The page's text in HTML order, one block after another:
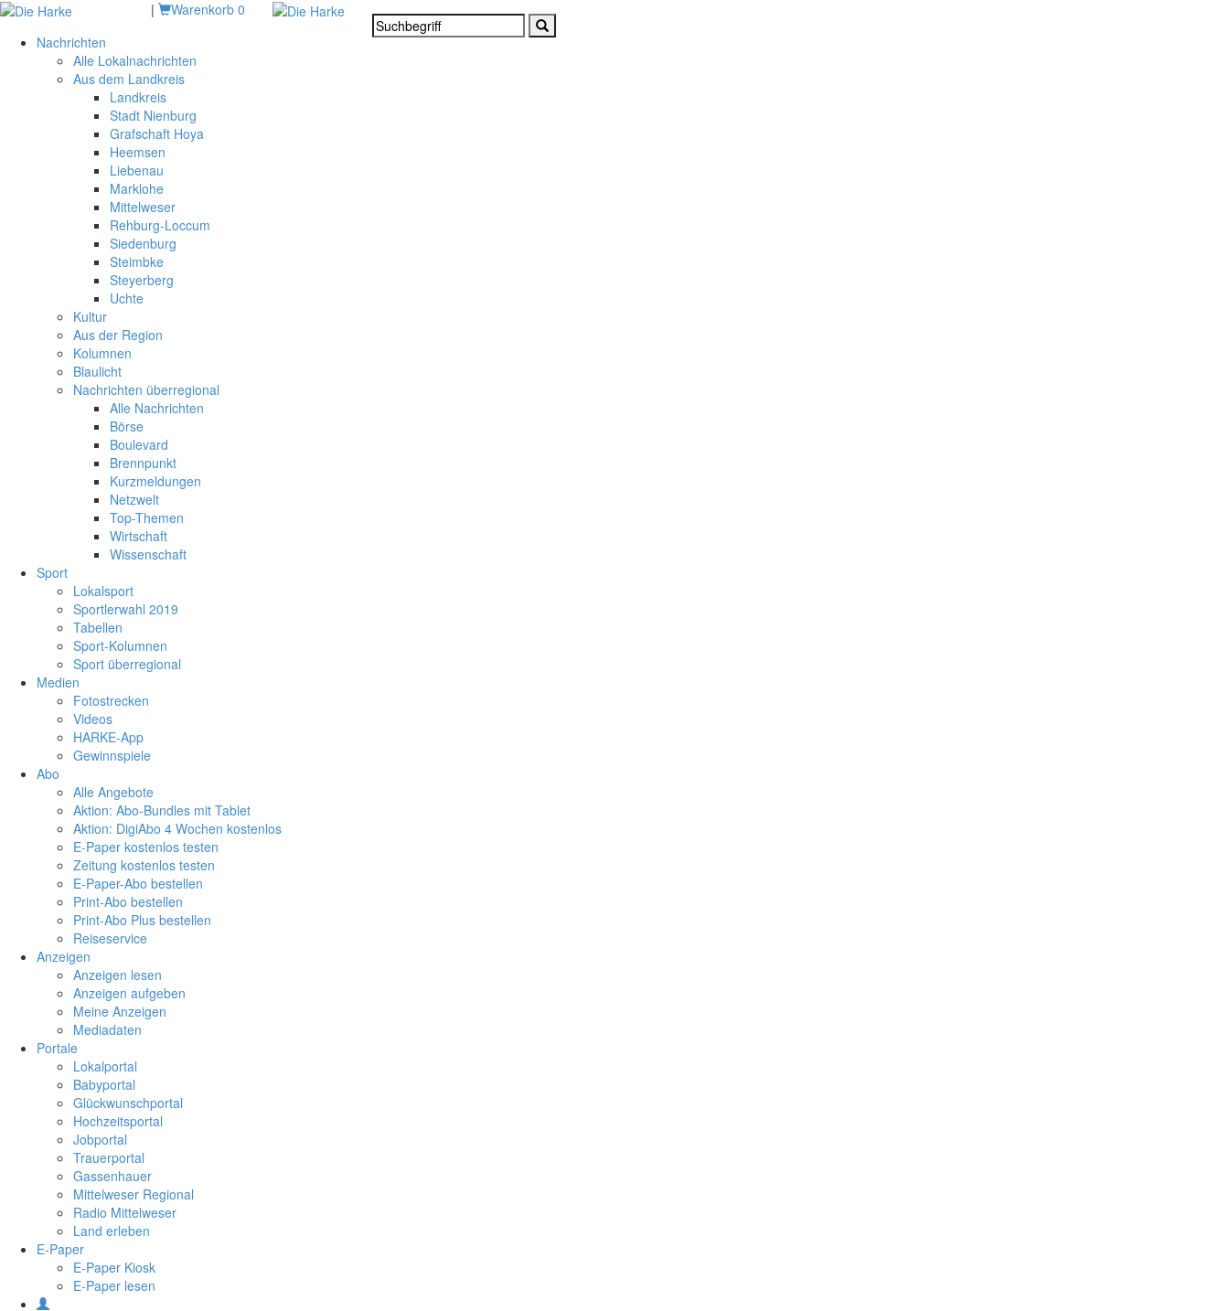
| Warenkorb 0
Nachrichten
Alle Lokalnachrichten
Aus dem Landkreis
Landkreis
Stadt Nienburg
Grafschaft Hoya
Heemsen
Liebenau
Marklohe
Mittelweser
Rehburg-Loccum
Siedenburg
Steimbke
Steyerberg
Uchte
Kultur
Aus der Region
Kolumnen
Blaulicht
Nachrichten überregional
Alle Nachrichten
Börse
Boulevard
Brennpunkt
Kurzmeldungen
Netzwelt
Top-Themen
Wirtschaft
Wissenschaft
Sport
Lokalsport
Sportlerwahl 2019
Tabellen
Sport-Kolumnen
Sport überregional
Medien
Fotostrecken
Videos
HARKE-App
Gewinnspiele
Abo
Alle Angebote
Aktion: Abo-Bundles mit Tablet
Aktion: DigiAbo 4 Wochen kostenlos
E-Paper kostenlos testen
Zeitung kostenlos testen
E-Paper-Abo bestellen
Print-Abo bestellen
Print-Abo Plus bestellen
Reiseservice
Anzeigen
Anzeigen lesen
Anzeigen aufgeben
Meine Anzeigen
Mediadaten
Portale
Lokalportal
Babyportal
Glückwunschportal
Hochzeitsportal
Jobportal
Trauerportal
Gassenhauer
Mittelweser Regional
Radio Mittelweser
Land erleben
E-Paper
E-Paper Kiosk
E-Paper lesen